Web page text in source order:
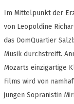
Im Mittelpunkt der
von Leopoldine
das DomQuartier
Musik durchstreift.
Mozarts einzigartige
Films wird von
jungen Sopranistin